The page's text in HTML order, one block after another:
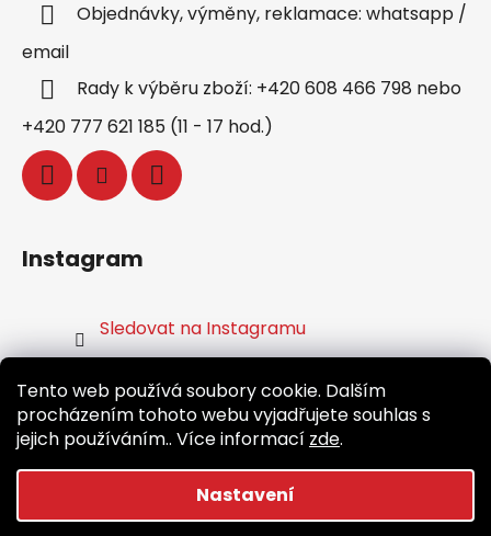
Tento web používá soubory cookie. Dalším
procházením tohoto webu vyjadřujete souhlas s
jejich používáním.. Více informací zde.
Nastavení
Objednávky, výměny, reklamace: whatsapp /
email
Rady k výběru zboží: +420 608 466 798 nebo
+420 777 621 185 (11 - 17 hod.)
Instagram
Sledovat na Instagramu
Facebook
Běž.cz